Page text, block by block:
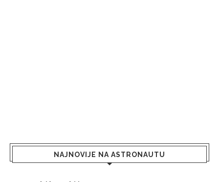
NAJNOVIJE NA ASTRONAUTU